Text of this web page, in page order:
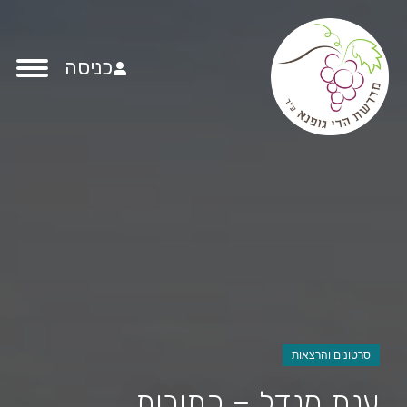
כניסה
סרטונים והרצאות